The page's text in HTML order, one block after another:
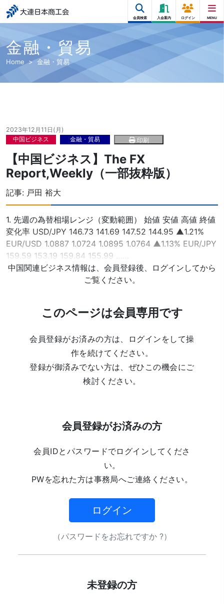
大連日本商工会
会員検索 入会案内 ログイン MENU
金融・貿易
Home 金融・貿易
2023年12月11日(月)
中国ビジネス
金融・貿易 印刷
【中国ビジネス】The FX
Report,Weekly（一部抜粋版）
記事: 戸田 裕大
1. 先週の為替相場レンジ（変動範囲） 始値 安値 高値 終値
変化率 USD/JPY 146.73 141.69 147.52 144.95 ▲1.21%
EUR/USD 1.0887 1.0724 1.0895 1.0764 ▲1.13% EUR/JPY
159.59 153.19 159.84 155.99 ……
中国関連ビジネス情報は、会員登録後、ログインしてから
ご覧ください。
このページは会員専用です
会員登録がお済みの方は、ログインをして操
作を続けてください。
登録が御済みでない方は、ぜひこの機会にご
検討ください。
会員登録がお済みの方
会員IDとパスワードでログインしてくださ
い。
PWを忘れた方は事務局へご連絡ください。
ログイン
（パスワードをお忘れですか ?）
未登録の方